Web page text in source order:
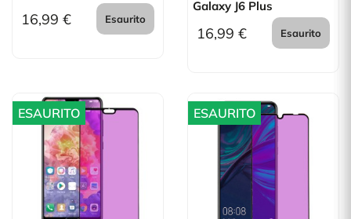
16,99 € Esaurito
Galaxy J6 Plus
16,99 € Esaurito
ESAURITO ESAURITO